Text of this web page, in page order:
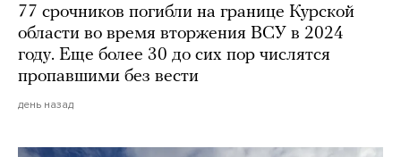
77 срочников погибли на границе Курской
области во время вторжения ВСУ в 2024
году. Еще более 30 до сих пор числятся
пропавшими без вести
день назад